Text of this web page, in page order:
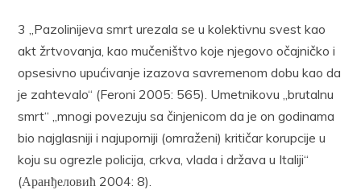
3 „Pazolinijeva smrt urezala se u kolektivnu svest kao
akt žrtvovanja, kao mučeništvo koje njegovo očajničko i
opsesivno upućivanje izazova savremenom dobu kao da
je zahtevalo“ (Feroni 2005: 565). Umetnikovu „brutalnu
smrt“ „mnogi povezuju sa činjenicom da je on godinama
bio najglasniji i najuporniji (omraženi) kritičar korupcije u
koju su ogrezle policija, crkva, vlada i država u Italiji“
(Аранђеловић 2004: 8).